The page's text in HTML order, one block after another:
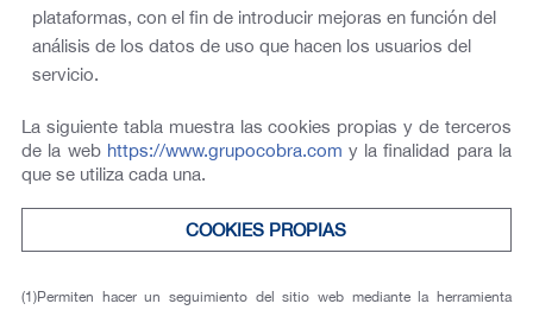
plataformas, con el fin de introducir mejoras en función del
análisis de los datos de uso que hacen los usuarios del
servicio.
La siguiente tabla muestra las cookies propias y de terceros
de la web https://www.grupocobra.com y la finalidad para la
que se utiliza cada una.
COOKIES PROPIAS
(1)Permiten hacer un seguimiento del sitio web mediante la herramienta